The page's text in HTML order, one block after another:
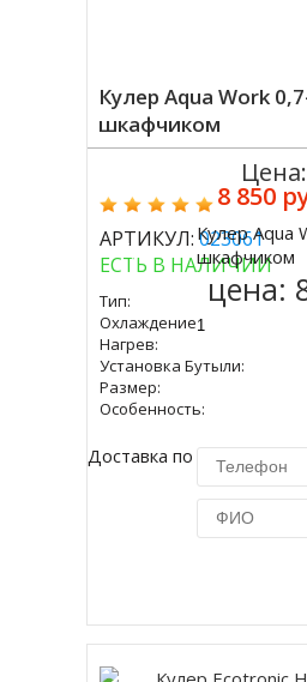
Кулер Aqua Work
шкафчиком
АРТИКУЛ:023061
ЕСТЬ В НАЛИЧИИ
Тип:
Охлаждение:
Нагрев:
Установка Бутыли:
Размер:
Особенность:
Доставка по Москве 450
Цена:
8 850
Купить
Кулер Aqua
шкафчиком
цена: